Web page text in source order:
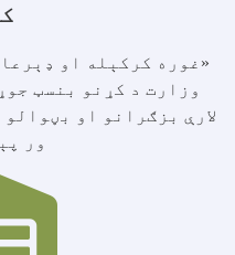
«غوره کرکېله او
وزارت د کړنو بنسټ
لارې بزګرانو او
ور